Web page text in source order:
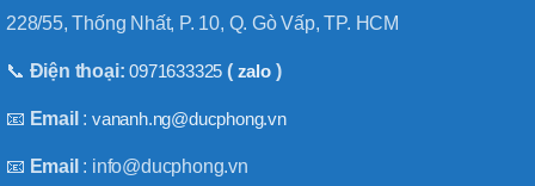
228/55, Thống Nhất, P. 10, Q. Gò Vấp, TP. HCM
📞 Điện thoại:0971633325 ( zalo)
📧 Email :vananh.ng@ducphong.vn
📧 Email : info@ducphong.vn